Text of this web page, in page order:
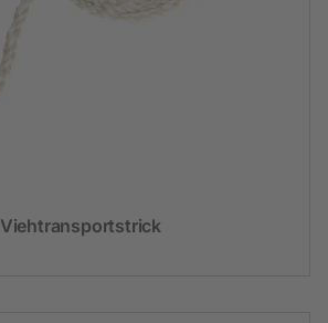
Viehtransportstrick